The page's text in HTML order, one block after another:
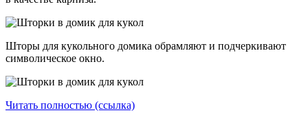
Шторы для кукольного домика обрамляют и подчеркивают
символическое окно.
Читать полностью (ссылка)